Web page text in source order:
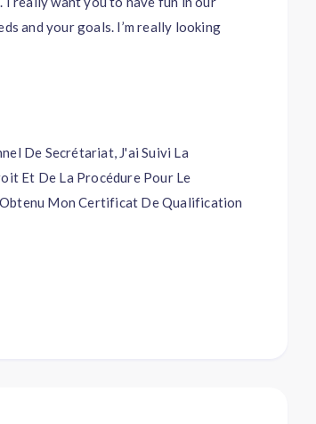
and your goals. I’m really looking
De Secrétariat, J'ai Suivi La
Et De La Procédure Pour Le
Mon Certificat De Qualification